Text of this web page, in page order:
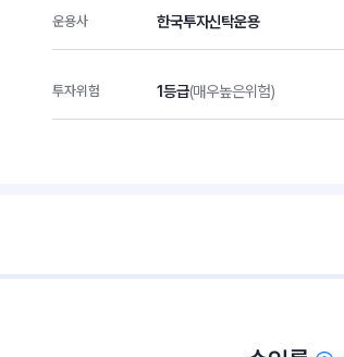
운용사 한국투자신탁운용
투자위험 1등급(매우높은위험)